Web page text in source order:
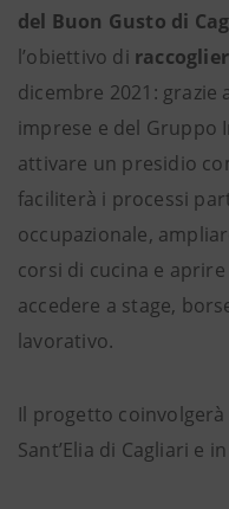
del Buon Gusto di
l’obiettivo di
dicembre 2021:
imprese e del Gruppo
attivare un presidio
faciliterà i processi
occupazionale,
corsi di cucina e
accedere a stage,
lavorativo.
Il progetto
Sant’Elia di Cagliari e